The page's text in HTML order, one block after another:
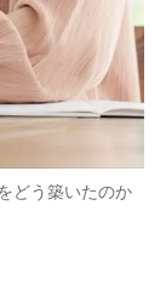
どう築いたのか